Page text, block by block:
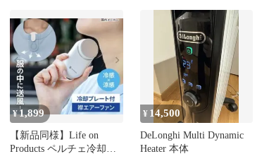
¥1,899
【新品同様】Life on
Products ペルチェ冷却機
¥ 14,500
DeLonghi Multi Dynamic
Heater 本体